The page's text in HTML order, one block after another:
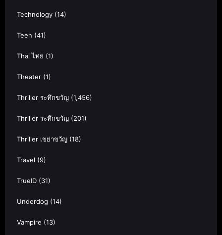
Technology (14)
Teen (41)
Thai ไทย (1)
Theater (1)
Thriller ระทึกขวัญ (1,456)
Thriller ระทึกขวัญ (201)
Thriller เขย่าขวัญ (18)
Travel (9)
TrueID (31)
Underdog (14)
Vampire (13)